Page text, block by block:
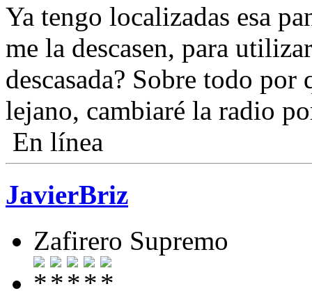
Ya tengo localizadas esa
me la descasen, para
descasada? Sobre todo
lejano, cambiaré la radio
En línea
JavierBriz
Zafirero Supremo